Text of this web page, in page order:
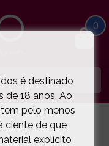
0
CINTOS LIGAS
)
é destinado
de 18 anos. Ao
pelo menos
ciente de que
explícito